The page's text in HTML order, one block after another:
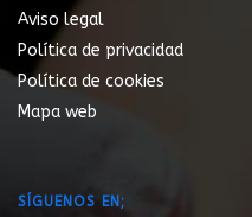
Aviso legal
Política de privacidad
Política de cookies
Mapa web
SÍGUENOS EN;